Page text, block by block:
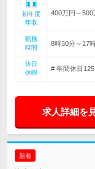
初年度
年収
400万円～500
勤務
時間
8時30分～17
休日
休暇
# 年間休日
求人詳細を
新着